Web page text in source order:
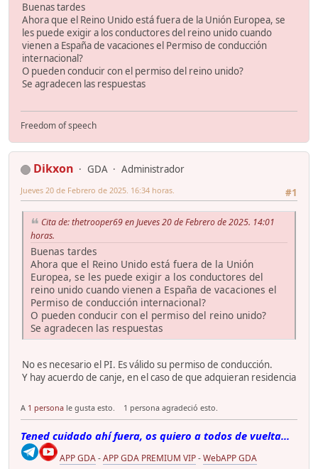
Buenas tardes
Ahora que el Reino Unido está fuera de la Unión Europea, se
les puede exigir a los conductores del reino unido cuando
vienen a España de vacaciones el Permiso de conducción
internacional?
O pueden conducir con el permiso del reino unido?
Se agradecen las respuestas
Freedom of speech
Dikxon GDA
Administrador
#1
Jueves 20 de Febrero de 2025. 16:34 horas.
Cita de: thetrooper69 en Jueves 20 de Febrero de 2025. 14:01
horas.
Buenas tardes
Ahora que el Reino Unido está fuera de la Unión
Europea, se les puede exigir a los conductores del
reino unido cuando vienen a España de vacaciones el
Permiso de conducción internacional?
O pueden conducir con el permiso del reino unido?
Se agradecen las respuestas
No es necesario el PI. Es válido su permiso de conducción.
Y hay acuerdo de canje, en el caso de que adquieran residencia
A 1 persona le gusta esto. 1 persona agradeció esto.
Tened cuidado ahí fuera, os quiero a todos de vuelta...
APP GDA-APP GDA PREMIUM VIP-WebAPP GDA